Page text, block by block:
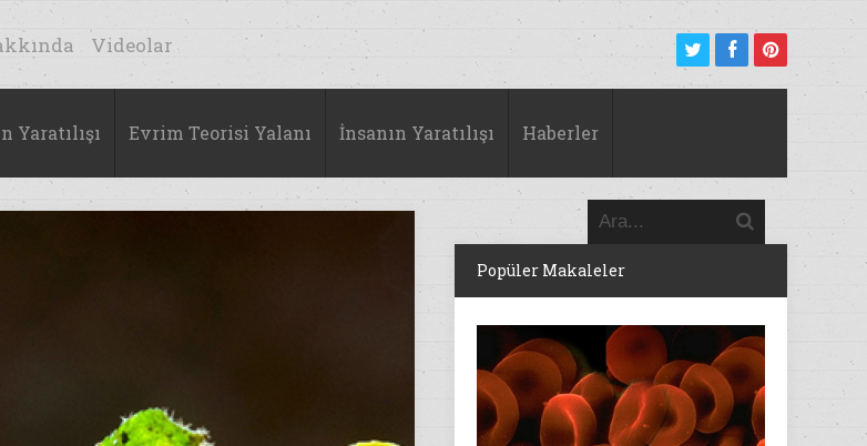
Videolar
Yaratılışı Evrim Teorisi Yalanı İnsanın Yaratılışı Haberler
Popüler Makaleler